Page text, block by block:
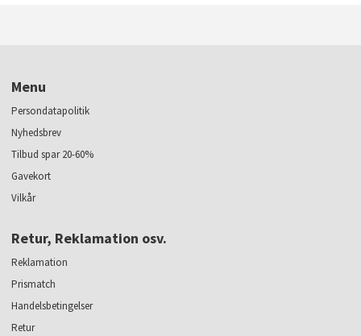
Menu
Persondatapolitik
Nyhedsbrev
Tilbud spar 20-60%
Gavekort
Vilkår
Retur, Reklamation osv.
Reklamation
Prismatch
Handelsbetingelser
Retur